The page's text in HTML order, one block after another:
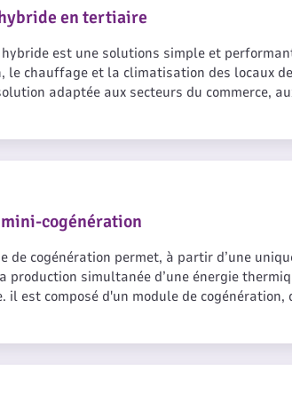
en tertiaire
est une solutions simple et
le chauffage et la climatisation des locaux
adaptée aux secteurs du commerce,
ou économiquement, elle permet
et par conséquent la facture énergétique.
cogénération
de cogénération permet, à partir d’une
production simultanée d’une énergie
il est composé d'un module de cogénération,